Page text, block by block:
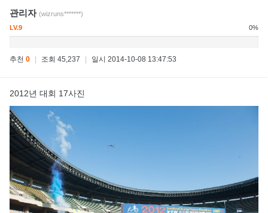
관리자 (wizruns*******)
LV.9
0%
추천 0 조회 45,237 일시 2014-10-08 13:47:53
2012년 대회 17사진